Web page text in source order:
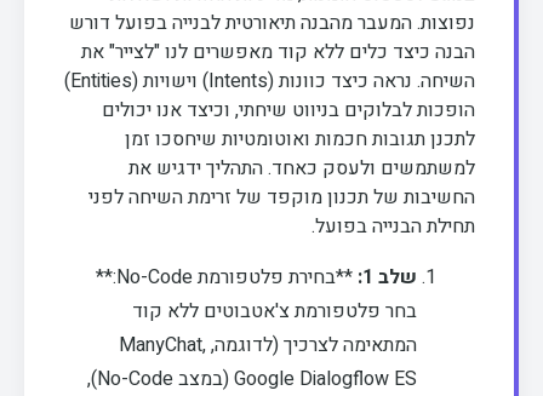
נפוצות. המעבר מהבנה תיאורטית לבנייה בפועל דורש
הבנה כיצד כלים ללא קוד מאפשרים לנו "לצייר" את
השיחה. נראה כיצד כוונות (Intents) וישויות (Entities)
הופכות לבלוקים בניווט שיחתי, וכיצד אנו יכולים
לתכנן תגובות חכמות ואוטומטיות שיחסכו זמן
למשתמשים ולעסק כאחד. התהליך ידגיש את
החשיבות של תכנון מוקפד של זרימת השיחה לפני
תחילת הבנייה בפועל.
שלב 1:
**בחירת פלטפורמת No-Code:**
בחר פלטפורמת צ'אטבוטים ללא קוד
המתאימה לצרכיך (לדוגמה, ManyChat,
Google Dialogflow ES (במצב No-Code),